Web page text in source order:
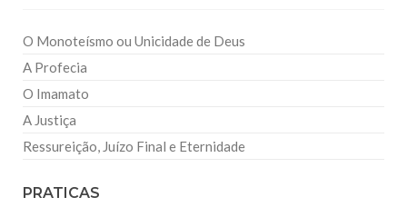
O Monoteísmo ou Unicidade de Deus
A Profecia
O Imamato
A Justiça
Ressureição, Juízo Final e Eternidade
PRATICAS